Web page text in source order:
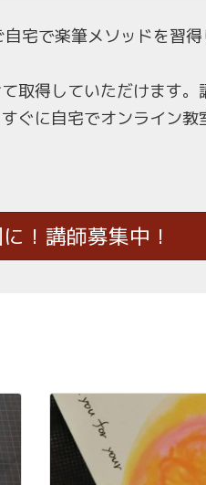
宅で楽筆メソッドを習
取得していただけます。
ぐに自宅でオンライン
！講師募集中！